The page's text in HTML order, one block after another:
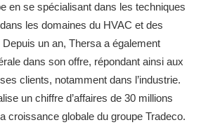
en se spécialisant dans les techniques
les domaines du HVAC et des
un an, Thersa a également
dans son offre, répondant ainsi aux
clients, notamment dans l’industrie.
un chiffre d’affaires de 30 millions
croissance globale du groupe Tradeco.